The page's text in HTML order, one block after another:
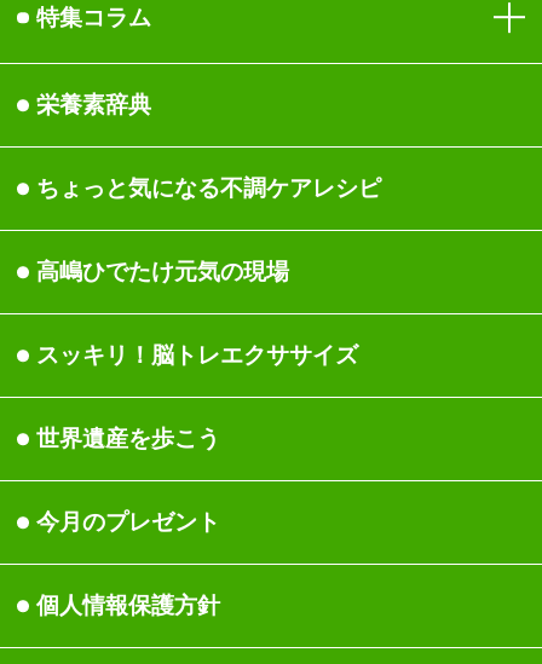
目
免疫
生活習慣
女性の健康
関節・筋肉・骨
頭
医療現場の声
特集コラム
健康
食事
身体
睡眠/休養
美容/ダイエット
運動/ストレッチ
ストレス
栄養素辞典
ちょっと気になる不調ケアレシピ
高嶋ひでたけ元気の現場
スッキリ！脳トレエクササイズ
世界遺産を歩こう
今月のプレゼント
個人情報保護方針